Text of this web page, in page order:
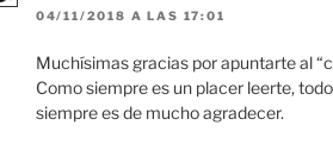
04/11/2018 A LAS 17:01
Muchísimas gracias por apuntarte al
Como siempre es un placer leerte,
siempre es de mucho agradecer.